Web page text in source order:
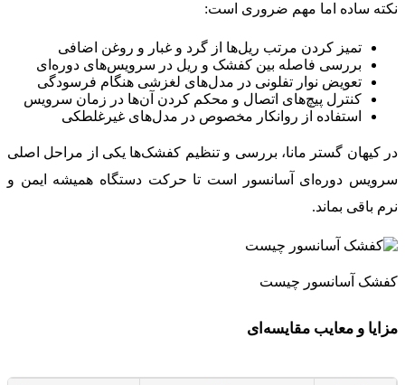
نکته ساده اما مهم ضروری است:
تمیز کردن مرتب ریل‌ها از گرد و غبار و روغن اضافی
بررسی فاصله بین کفشک و ریل در سرویس‌های دوره‌ای
تعویض نوار تفلونی در مدل‌های لغزشی هنگام فرسودگی
کنترل پیچ‌های اتصال و محکم کردن آن‌ها در زمان سرویس
استفاده از روانکار مخصوص در مدل‌های غیرغلطکی
در کیهان گستر مانا، بررسی و تنظیم کفشک‌ها یکی از مراحل اصلی
سرویس دوره‌ای آسانسور است تا حرکت دستگاه همیشه ایمن و
نرم باقی بماند.
کفشک آسانسور چیست
مزایا و معایب مقایسه‌ای